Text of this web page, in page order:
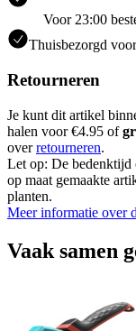
Voor 23:00
Thuisbezorgd
Retourneren
Je kunt dit artikel
halen voor €4.95 of
overretourneren.
Let op: De bedenktijd
op maat gemaakte
planten.
Meer informatie over
Vaak samen